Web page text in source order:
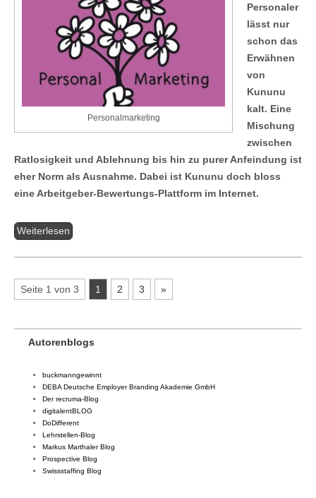
Personalmarketing
Personaler
lässt nur
schon das
Erwähnen
von
Kununu
kalt. Eine
Mischung
zwischen
Ratlosigkeit und Ablehnung bis hin zu purer Anfeindung ist
eher Norm als Ausnahme. Dabei ist Kununu doch bloss
eine Arbeitgeber-Bewertungs-Plattform im Internet.
Weiterlesen
Seite 1 von 3 1 2 3 »
Autorenblogs
buckmanngewinnt
DEBA Deutsche Employer Branding Akademie GmbH
Der recruma-Blog
digitalentBLOG
DoDifferent
Lehrstellen-Blog
Markus Marthaler Blog
Prospective Blog
Swissstaffing Blog